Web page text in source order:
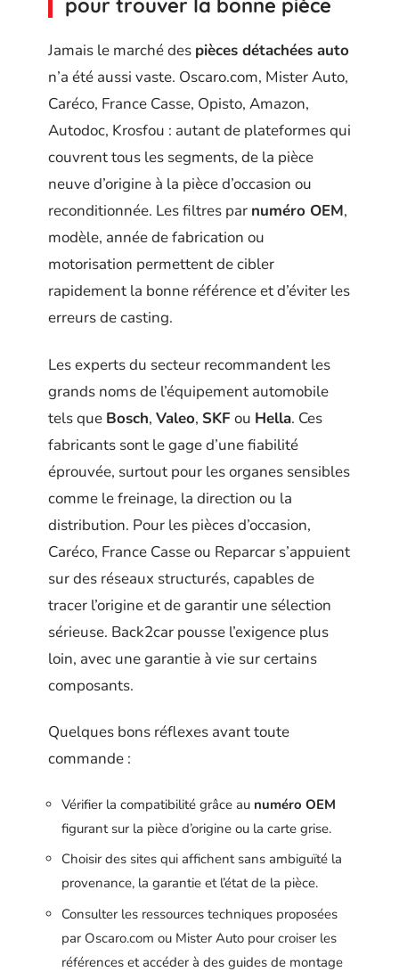
pour trouver la bonne pièce
Jamais le marché des pièces détachées auto
n’a été aussi vaste. Oscaro.com, Mister Auto,
Caréco, France Casse, Opisto, Amazon,
Autodoc, Krosfou : autant de plateformes qui
couvrent tous les segments, de la pièce
neuve d’origine à la pièce d’occasion ou
reconditionnée. Les filtres par numéro OEM,
modèle, année de fabrication ou
motorisation permettent de cibler
rapidement la bonne référence et d’éviter les
erreurs de casting.
Les experts du secteur recommandent les
grands noms de l’équipement automobile
tels que Bosch, Valeo, SKFou Hella. Ces
fabricants sont le gage d’une fiabilité
éprouvée, surtout pour les organes sensibles
comme le freinage, la direction ou la
distribution. Pour les pièces d’occasion,
Caréco, France Casse ou Reparcar s’appuient
sur des réseaux structurés, capables de
tracer l’origine et de garantir une sélection
sérieuse. Back2car pousse l’exigence plus
loin, avec une garantie à vie sur certains
composants.
Quelques bons réflexes avant toute
commande :
Vérifier la compatibilité grâce au numéro OEM
figurant sur la pièce d’origine ou la carte grise.
Choisir des sites qui affichent sans ambiguïté la
provenance, la garantie et l’état de la pièce.
Consulter les ressources techniques proposées
par Oscaro.com ou Mister Auto pour croiser les
références et accéder à des guides de montage